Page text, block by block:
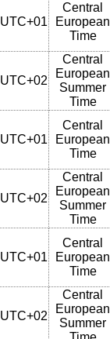
UTC+01
Central
European
Time
UTC+02
Central
European
Summer
Time
UTC+01
Central
European
Time
UTC+02
Central
European
Summer
Time
UTC+01
Central
European
Time
UTC+02
Central
European
Summer